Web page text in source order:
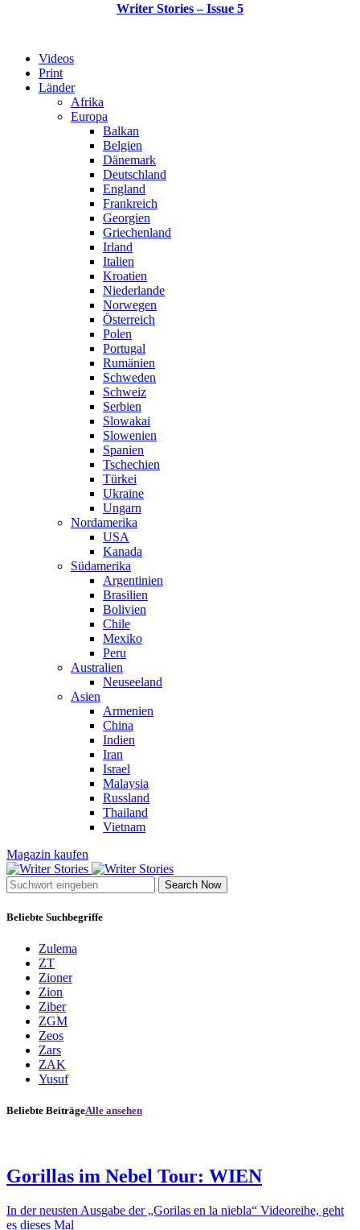
Writer Stories – Issue 5
Videos
Print
Länder
Afrika
Europa
Balkan
Belgien
Dänemark
Deutschland
England
Frankreich
Georgien
Griechenland
Irland
Italien
Kroatien
Niederlande
Norwegen
Österreich
Polen
Portugal
Rumänien
Schweden
Schweiz
Serbien
Slowakai
Slowenien
Spanien
Tschechien
Türkei
Ukraine
Ungarn
Nordamerika
USA
Kanada
Südamerika
Argentinien
Brasilien
Bolivien
Chile
Mexiko
Peru
Australien
Neuseeland
Asien
Armenien
China
Indien
Iran
Israel
Malaysia
Russland
Thailand
Vietnam
Magazin kaufen
Search Now
Beliebte Suchbegriffe
Zulema
ZT
Zioner
Zion
Ziber
ZGM
Zeos
Zars
ZAK
Yusuf
Beliebte BeiträgeAlle ansehen
Gorillas im Nebel Tour: WIEN
In der neusten Ausgabe der „Gorilas en la niebla“ Videoreihe, geht
es dieses Mal